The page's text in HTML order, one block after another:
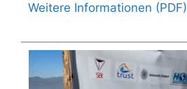
Weitere Informationen (PDF)